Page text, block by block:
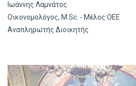
Ιωάννης Λαμνάτος
Οικονομολόγος, M.Sc. - Μέλος ΟΕΕ
Αναπληρωτής Διοικητής